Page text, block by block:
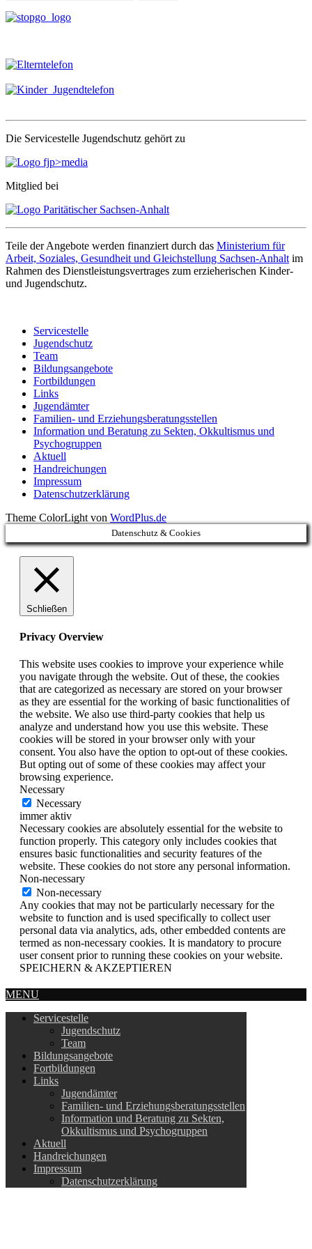
nach:
Die Servicestelle Jugendschutz gehört zu
Mitglied bei
Teile der Angebote werden finanziert durch das Ministerium für
Arbeit, Soziales, Gesundheit und Gleichstellung Sachsen-Anhalt im
Rahmen des Dienstleistungsvertrages zum erzieherischen Kinder-
und Jugendschutz.
Servicestelle
Jugendschutz
Team
Bildungsangebote
Fortbildungen
Links
Jugendämter
Familien- und Erziehungsberatungsstellen
Information und Beratung zu Sekten, Okkultismus und
Psychogruppen
Aktuell
Handreichungen
Impressum
Datenschutzerklärung
Theme ColorLight von WordPlus.de
Datenschutz & Cookies
Schließen
Privacy Overview
This website uses cookies to improve your experience while
you navigate through the website. Out of these, the cookies
that are categorized as necessary are stored on your browser
as they are essential for the working of basic functionalities of
the website. We also use third-party cookies that help us
analyze and understand how you use this website. These
cookies will be stored in your browser only with your
consent. You also have the option to opt-out of these cookies.
But opting out of some of these cookies may affect your
browsing experience.
Necessary
Necessary
immer aktiv
Necessary cookies are absolutely essential for the website to
function properly. This category only includes cookies that
ensures basic functionalities and security features of the
website. These cookies do not store any personal information.
Non-necessary
Non-necessary
Any cookies that may not be particularly necessary for the
website to function and is used specifically to collect user
personal data via analytics, ads, other embedded contents are
termed as non-necessary cookies. It is mandatory to procure
user consent prior to running these cookies on your website.
SPEICHERN & AKZEPTIEREN
MENU
Servicestelle
Jugendschutz
Team
Bildungsangebote
Fortbildungen
Links
Jugendämter
Familien- und Erziehungsberatungsstellen
Information und Beratung zu Sekten,
Okkultismus und Psychogruppen
Aktuell
Handreichungen
Impressum
Datenschutzerklärung